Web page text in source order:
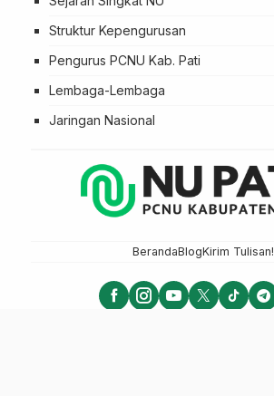
Struktur Kepengurusan
Pengurus PCNU Kab. Pati
Lembaga-Lembaga
Jaringan Nasional
BerandaBlogKirim Tulisan!